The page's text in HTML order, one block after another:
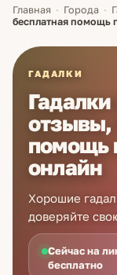
Главная · Города ·
бесплатная помощь
ГАДАЛКИ
отзывы,
помощь
онлайн
Хорошие
доверяйте
Сейчас на
бесплатно